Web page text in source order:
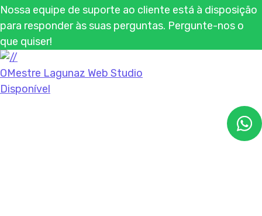
Nossa equipe de suporte ao cliente está à disposição
para responder às suas perguntas. Pergunte-nos o
que quiser!
OMestre Lagunaz Web Studio
Disponível